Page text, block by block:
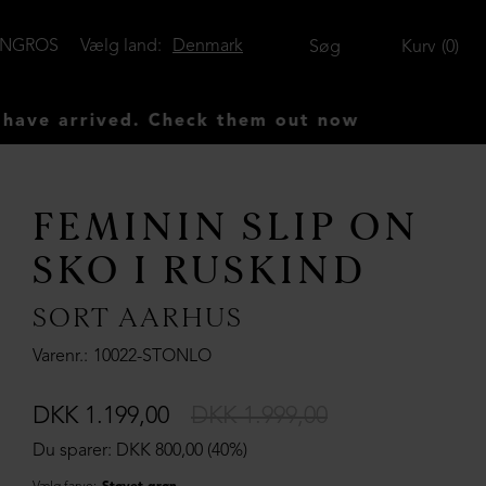
Kurv 0
Søg
Denmark
Vælg land:
Check them out now
FEMININ SLIP ON
SKO I RUSKIND
SORT AARHUS
Varenr. 10022-STONLO
Du sparer: DKK 800,00 (40%)
DKK 1.199,00